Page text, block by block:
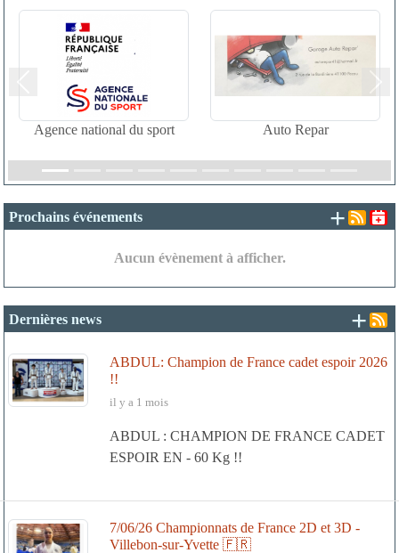
Agence national du sport Auto Repar
Précedent
Prochains événements
Aucun évènement à afficher.
+
Dernières news
ABDUL: Champion de France cadet espoir 2026
!!
il y a 1 mois
ABDUL : CHAMPION DE FRANCE CADET
ESPOIR EN - 60 Kg !!
7/06/26 Championnats de France 2D et 3D -
Villebon-sur-Yvette 🇫🇷
+